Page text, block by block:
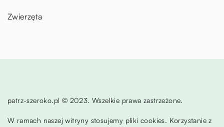
Zwierzęta
patrz-szeroko.pl © 2023. Wszelkie prawa zastrzeżone.
W ramach naszej witryny stosujemy pliki cookies. Korzystanie z